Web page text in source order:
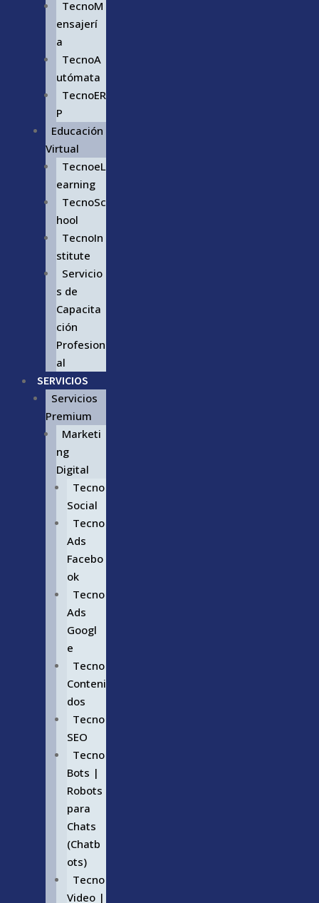
TecnoM
ensajerí
a
TecnoA
utómata
TecnoER
P
Educación
Virtual
TecnoeL
earning
TecnoSc
hool
TecnoIn
stitute
Servicio
s de
Capacita
ción
Profesion
al
SERVICIOS
Servicios
Premium
Marketi
ng
Digital
Tecno
Social
Tecno
Ads
Facebo
ok
Tecno
Ads
Googl
e
Tecno
Conteni
dos
Tecno
SEO
Tecno
Bots |
Robots
para
Chats
(Chatb
ots)
Tecno
Video |